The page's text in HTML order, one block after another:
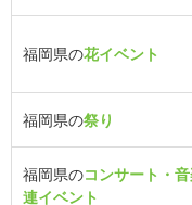
福岡県の花イベント
福岡県の祭り
福岡県のコンサート・
連イベント